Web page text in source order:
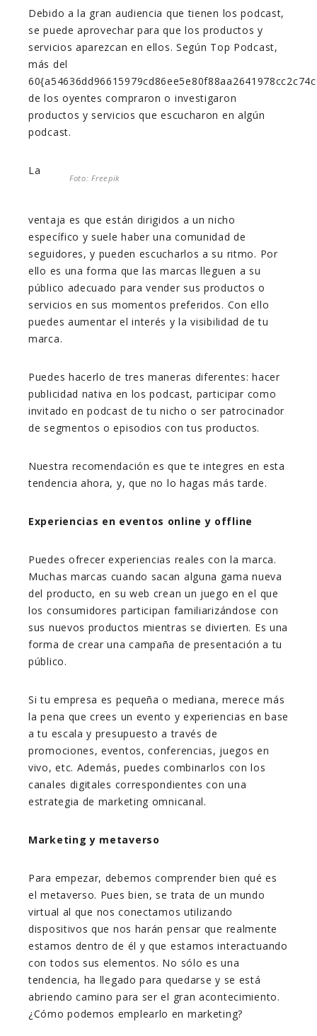
Debido a la gran audiencia que tienen los podcast,
se puede aprovechar para que los productos y
servicios aparezcan en ellos. Según Top Podcast,
más del
de los oyentes compraron o investigaron
productos y servicios que escucharon en algún
podcast.
Foto: Freepik
La
ventaja es que están dirigidos a un nicho
específico y suele haber una comunidad de
seguidores, y pueden escucharlos a su ritmo. Por
ello es una forma que las marcas lleguen a su
público adecuado para vender sus productos o
servicios en sus momentos preferidos. Con ello
puedes aumentar el interés y la visibilidad de tu
marca.
Puedes hacerlo de tres maneras diferentes: hacer
publicidad nativa en los podcast, participar como
invitado en podcast de tu nicho o ser patrocinador
de segmentos o episodios con tus productos.
Nuestra recomendación es que te integres en esta
tendencia ahora, y, que no lo hagas más tarde.
Experiencias en eventos online y offline
Puedes ofrecer experiencias reales con la marca.
Muchas marcas cuando sacan alguna gama nueva
del producto, en su web crean un juego en el que
los consumidores participan familiarizándose con
sus nuevos productos mientras se divierten. Es una
forma de crear una campaña de presentación a tu
público.
Si tu empresa es pequeña o mediana, merece más
la pena que crees un evento y experiencias en base
a tu escala y presupuesto a través de
promociones, eventos, conferencias, juegos en
vivo, etc. Además, puedes combinarlos con los
canales digitales correspondientes con una
estrategia de marketing omnicanal.
Marketing y metaverso
Para empezar, debemos comprender bien qué es
el metaverso. Pues bien, se trata de un mundo
virtual al que nos conectamos utilizando
dispositivos que nos harán pensar que realmente
estamos dentro de él y que estamos interactuando
con todos sus elementos. No sólo es una
tendencia, ha llegado para quedarse y se está
abriendo camino para ser el gran acontecimiento.
¿Cómo podemos emplearlo en marketing?